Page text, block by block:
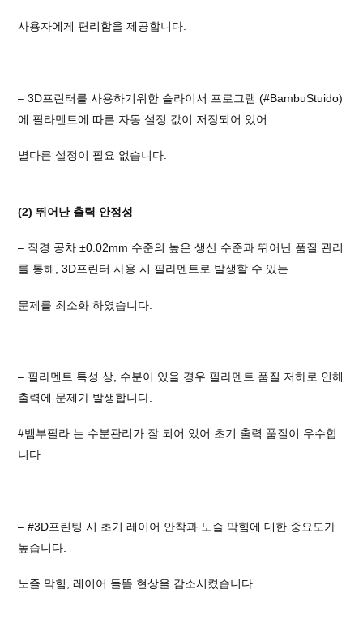
사용자에게 편리함을 제공합니다.
– 3D프린터를 사용하기위한 슬라이서 프로그램 (#BambuStuido)
에 필라멘트에 따른 자동 설정 값이 저장되어 있어
별다른 설정이 필요 없습니다.
(2) 뛰어난 출력 안정성
– 직경 공차 ±0.02mm 수준의 높은 생산 수준과 뛰어난 품질 관리
를 통해, 3D프린터 사용 시 필라멘트로 발생할 수 있는
문제를 최소화 하였습니다.
– 필라멘트 특성 상, 수분이 있을 경우 필라멘트 품질 저하로 인해
출력에 문제가 발생합니다.
#뱀부필라 는 수분관리가 잘 되어 있어 초기 출력 품질이 우수합
니다.
–#3D프린팅 시 초기 레이어 안착과 노즐 막힘에 대한 중요도가
높습니다.
노즐 막힘, 레이어 들뜸 현상을 감소시켰습니다.